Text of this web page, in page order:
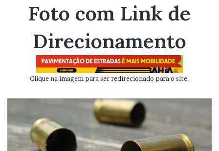
mail
Foto com Link de
Direcionamento
Clique na imagem para ser redirecionado para o site.